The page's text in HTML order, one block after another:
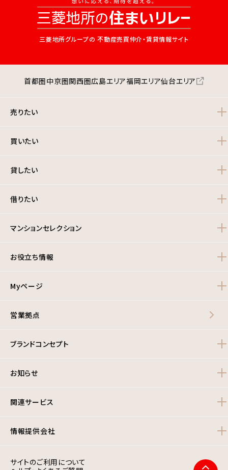
三菱地所グループの 不動産売買仲介・賃貸情報サイト
首都圏中京圏関西圏広島エリア福岡エリア仙台エリア
売りたい
買いたい
貸したい
借りたい
マンションセレクション
お役立ち情報
Myページ
営業拠点
ブランドコンセプト
お知らせ
関連サービス
情報提供会社
サイトのご利用について